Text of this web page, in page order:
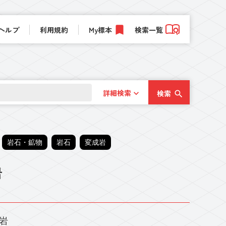
ルプ 利用規約 My標本 検索一覧
詳細検索 検索
岩石・鉱物 岩石 変成岩